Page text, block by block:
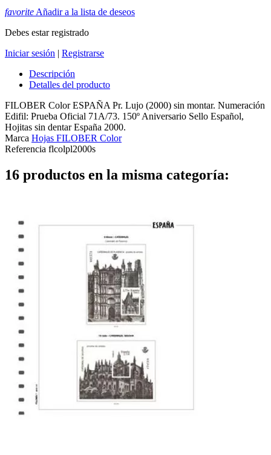
favorite Añadir a la lista de deseos
Debes estar registrado
Iniciar sesión | Registrarse
Descripción
Detalles del producto
FILOBER Color ESPAÑA Pr. Lujo (2000) sin montar. Numeración
Edifil: Prueba Oficial 71A/73. 150º Aniversario Sello Español,
Hojitas sin dentar España 2000.
Marca Hojas FILOBER Color
Referencia flcolpl2000s
16 productos en la misma categoría: